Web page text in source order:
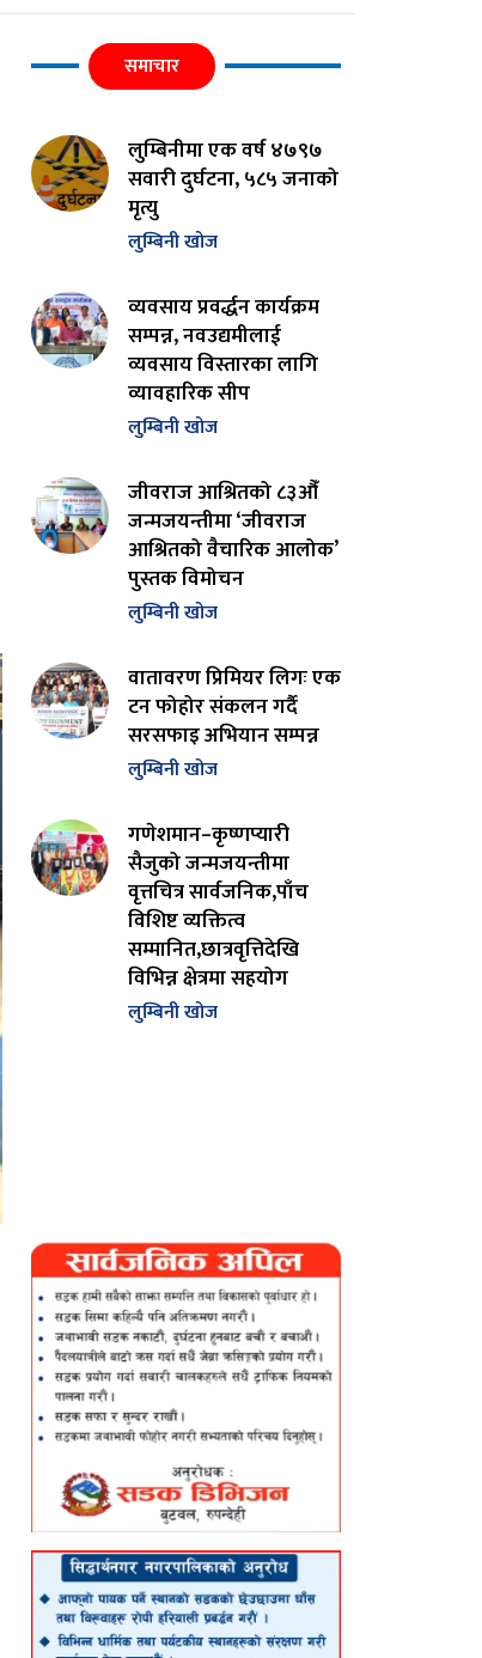
समाचार
लुम्बिनीमा एक वर्ष ४७९७
सवारी दुर्घटना, ५८५ जनाको
मृत्यु
लुम्बिनी खोज
व्यवसाय प्रवर्द्धन कार्यक्रम
सम्पन्न, नवउद्यमीलाई
व्यवसाय विस्तारका लागि
व्यावहारिक सीप
लुम्बिनी खोज
जीवराज आश्रितको ८३औँ
जन्मजयन्तीमा ‘जीवराज
आश्रितको वैचारिक आलोक’
पुस्तक विमोचन
लुम्बिनी खोज
वातावरण प्रिमियर लिगः एक
टन फोहोर संकलन गर्दै
सरसफाइ अभियान सम्पन्न
लुम्बिनी खोज
गणेशमान–कृष्णप्यारी
सैजुको जन्मजयन्तीमा
वृत्तचित्र सार्वजनिक,पाँच
विशिष्ट व्यक्तित्व
सम्मानित,छात्रवृत्तिदेखि
विभिन्न क्षेत्रमा सहयोग
लुम्बिनी खोज